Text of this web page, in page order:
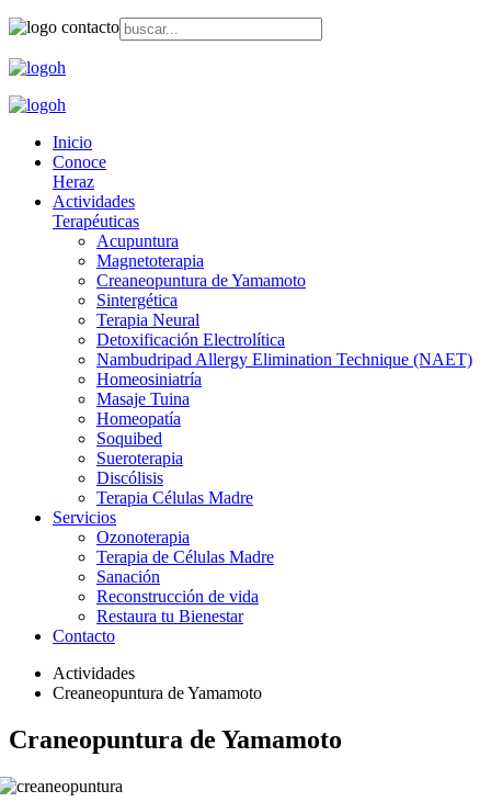
Inicio
Conoce
Heraz
Actividades
Terapéuticas
Acupuntura
Magnetoterapia
Creaneopuntura de Yamamoto
Sintergética
Terapia Neural
Detoxificación Electrolítica
Nambudripad Allergy Elimination Technique (NAET)
Homeosiniatría
Masaje Tuina
Homeopatía
Soquibed
Sueroterapia
Discólisis
Terapia Células Madre
Servicios
Ozonoterapia
Terapia de Células Madre
Sanación
Reconstrucción de vida
Restaura tu Bienestar
Contacto
Actividades
Creaneopuntura de Yamamoto
Craneopuntura de Yamamoto